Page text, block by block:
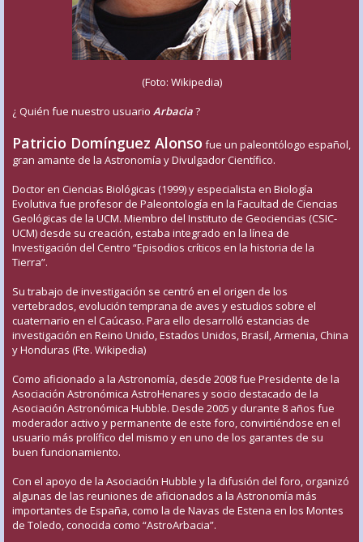
(Foto: Wikipedia)
¿ Quién fue nuestro usuario Arbacia?
Patricio Domínguez Alonso fue un paleontólogo español,
gran amante de la Astronomía y Divulgador Científico.
Doctor en Ciencias Biológicas (1999) y especialista en Biología
Evolutiva fue profesor de Paleontología en la Facultad de Ciencias
Geológicas de la UCM. Miembro del Instituto de Geociencias (CSIC-
UCM) desde su creación, estaba integrado en la línea de
Investigación del Centro “Episodios críticos en la historia de la
Tierra”.
Su trabajo de investigación se centró en el origen de los
vertebrados, evolución temprana de aves y estudios sobre el
cuaternario en el Caúcaso. Para ello desarrolló estancias de
investigación en Reino Unido, Estados Unidos, Brasil, Armenia, China
y Honduras (Fte. Wikipedia)
Como aficionado a la Astronomía, desde 2008 fue Presidente de la
Asociación Astronómica AstroHenares y socio destacado de la
Asociación Astronómica Hubble. Desde 2005 y durante 8 años fue
moderador activo y permanente de este foro, convirtiéndose en el
usuario más prolífico del mismo y en uno de los garantes de su
buen funcionamiento.
Con el apoyo de la Asociación Hubble y la difusión del foro, organizó
algunas de las reuniones de aficionados a la Astronomía más
importantes de España, como la de Navas de Estena en los Montes
de Toledo, conocida como “AstroArbacia”.